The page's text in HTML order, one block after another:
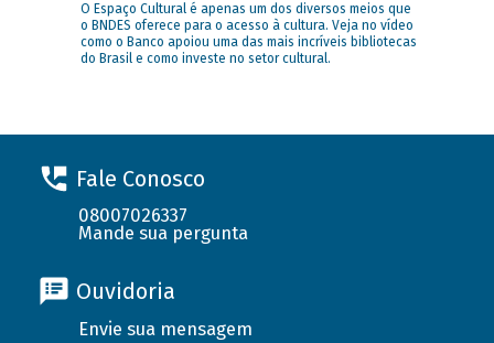
O Espaço Cultural é apenas um dos diversos meios que
o BNDES oferece para o acesso à cultura. Veja no vídeo
como o Banco apoiou uma das mais incríveis bibliotecas
do Brasil e como investe no setor cultural.
Fale Conosco
08007026337
Mande sua pergunta
Ouvidoria
Envie sua mensagem